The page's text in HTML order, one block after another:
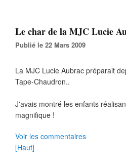
Le char de la MJC Lucie
Publié le 22 Mars 2009
La MJC Lucie Aubrac préparait
Tape-Chaudron..
J'avais montré les enfants
magnifique !
Voir les commentaires
[Haut]